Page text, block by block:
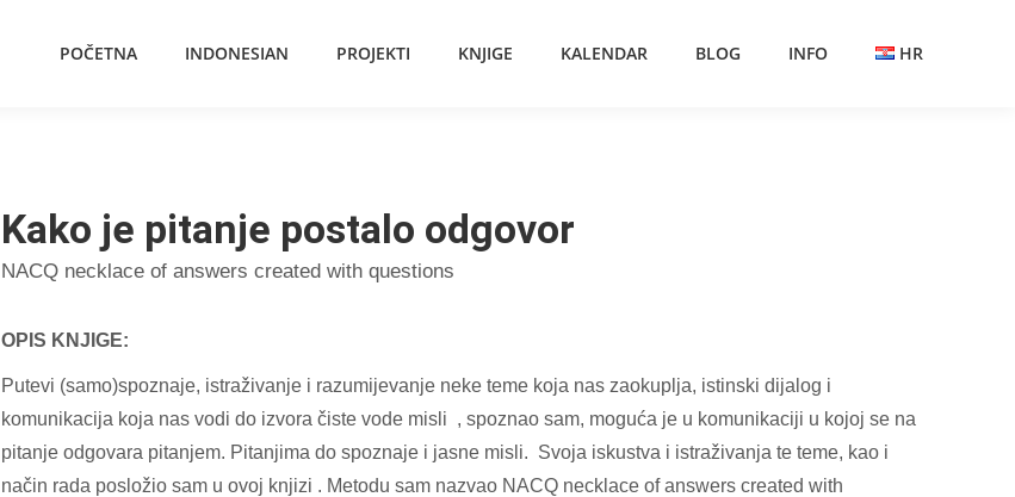
POČETNA INDONESIAN PROJEKTI KNJIGE KALENDAR BLOG INFO HR
Kako je pitanje postalo odgovor
NACQ necklace of answers created with questions
OPIS KNJIGE:
Putevi (samo)spoznaje, istraživanje i razumijevanje neke teme koja nas zaokuplja, istinski dijalog i
komunikacija koja nas vodi do izvora čiste vode misli , spoznao sam, moguća je u komunikaciji u kojoj se na
pitanje odgovara pitanjem. Pitanjima do spoznaje i jasne misli. Svoja iskustva i istraživanja te teme, kao i
način rada posložio sam u ovoj knjizi . Metodu sam nazvao NACQ necklace of answers created with